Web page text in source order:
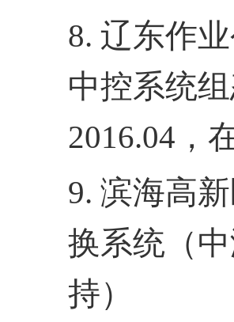
8. 辽东作
中控系统
2016.04 ，
9. 滨海高
换系统（中
持）